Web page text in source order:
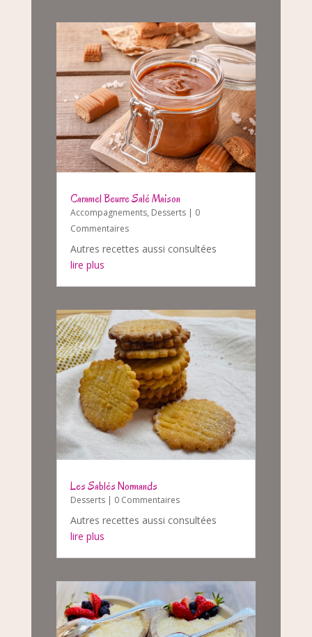
Caramel Beurre Salé Maison
Accompagnements, Desserts| 0
Commentaires
Autres recettes aussi consultées
lire plus
Les Sablés Normands
Desserts| 0 Commentaires
Autres recettes aussi consultées
lire plus